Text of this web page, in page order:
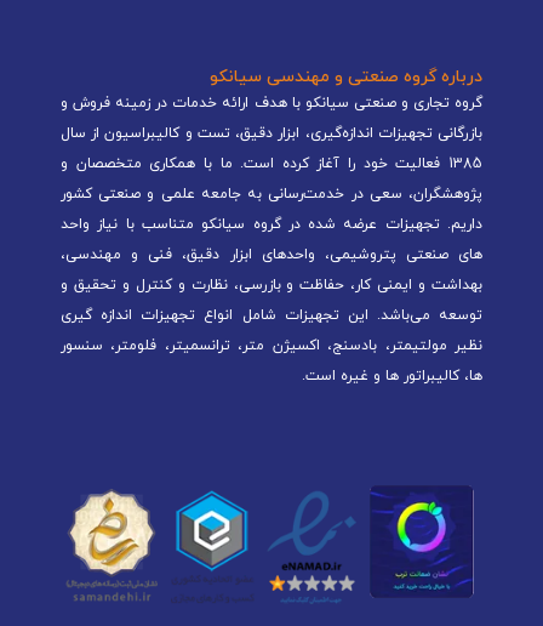
درباره گروه صنعتی و مهندسی سیانکو
گروه تجاری و صنعتی سیانکو با هدف ارائه خدمات در زمینه فروش و
بازرگانی تجهیزات اندازه‌گیری، ابزار دقیق، تست و کالیبراسیون از سال
1385 فعالیت خود را آغاز کرده است. ما با همکاری متخصصان و
پژوهشگران، سعی در خدمت‌رسانی به جامعه علمی و صنعتی کشور
داریم. تجهیزات عرضه شده در گروه سیانکو متناسب با نیاز واحد
های صنعتی پتروشیمی، واحدهای ابزار دقیق، فنی و مهندسی،
بهداشت و ایمنی کار، حفاظت و بازرسی، نظارت و کنترل و تحقیق و
توسعه می‌باشد. این تجهیزات شامل انواع تجهیزات اندازه گیری
نظیر مولتیمتر، بادسنج، اکسیژن متر، ترانسمیتر، فلومتر، سنسور
ها، کالیبراتور ها و غیره است.